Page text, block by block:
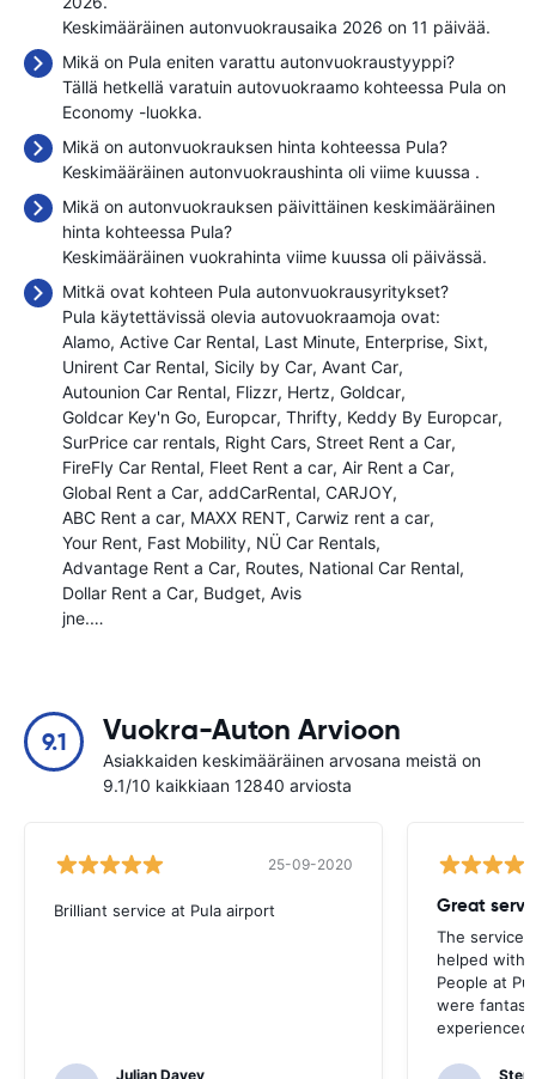
Keskimääräinen autonvuokrausaika 2026 on 11 päivää.
Mikä on Pula eniten varattu autonvuokraustyyppi?
Tällä hetkellä varatuin autovuokraamo kohteessa Pula on
Economy -luokka.
Mikä on autonvuokrauksen hinta kohteessa Pula?
Keskimääräinen autonvuokraushinta oli viime kuussa .
Mikä on autonvuokrauksen päivittäinen keskimääräinen
hinta kohteessa Pula?
Keskimääräinen vuokrahinta viime kuussa oli päivässä.
Mitkä ovat kohteen Pula autonvuokrausyritykset?
Pula käytettävissä olevia autovuokraamoja ovat:
Alamo Active Car Rental Last Minute Enterprise Sixt
Unirent Car Rental Sicily by Car Avant Car
Autounion Car Rental Flizzr Hertz Goldcar
Goldcar Key'n Go Europcar Thrifty Keddy By Europcar
SurPrice car rentals Right Cars Street Rent a Car
FireFly Car Rental Fleet Rent a car Air Rent a Car
Global Rent a Car addCarRental CARJOY
ABC Rent a car MAXX RENT Carwiz rent a car
Your Rent Fast Mobility NÜ Car Rentals
Advantage Rent a Car Routes National Car Rental
Dollar Rent a Car Budget Avis
jne.…
9.1 Vuokra-Auton Arvioon
Asiakkaiden keskimääräinen arvosana meistä on
9.1/10 kaikkiaan 12840 arviosta
25-09-2020
Brilliant service at Pula airport
Julian Davey
The service
helped with
People at
were
experienced